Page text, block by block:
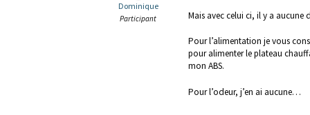
Dominique
Participant Mais avec celui ci, il y a aucune
Pour l’alimentation je vous
pour alimenter le plateau
mon ABS.
Pour l’odeur, j’en ai aucune…